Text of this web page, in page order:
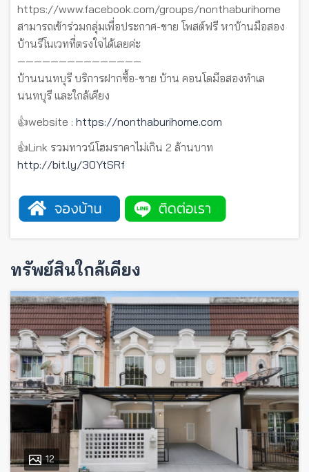
https://www.facebook.com/groups/nonthaburihome
สามารถเข้าร่วมกลุ่มเพื่อประกาศ-ขาย โพสต์ฟรี หาบ้านมือสอง
บ้านรีโนเวทที่ตรงใจได้เลยค่ะ
———————————————
บ้านนนทบุรี บริการฝากซื้อ-ขาย บ้าน คอนโดมือสองทำเล
นนทบุรี และใกล้เคียง
👍website : https://nonthaburihome.com
👍Link รวมทาวน์โฮมราคาไม่เกิน 2 ล้านบาท
http://bit.ly/30YtSRf
ทรัพย์สินใกล้เคียง
12